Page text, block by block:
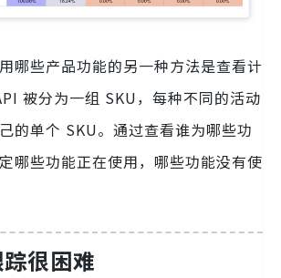
哪些产品功能的另一种方法是查看计
被分为一组 SKU，每种不同的活动
的单个 SKU。通过查看谁为哪些功
哪些功能正在使用，哪些功能没有使
很困难